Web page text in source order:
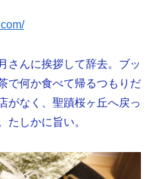
さんに挨拶して辞去。ブッ
で何か食べて帰るつもりだ
がなく、聖蹟桜ヶ丘へ戻っ
たしかに旨い。